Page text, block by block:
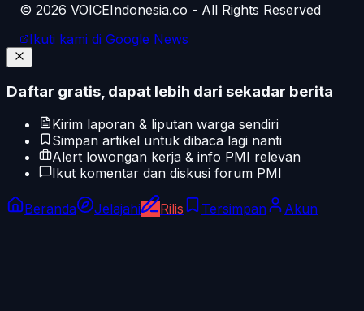
© 2026 VOICEIndonesia.co - All Rights Reserved
Ikuti kami di Google News
Daftar gratis, dapat lebih dari sekadar berita
Kirim laporan & liputan warga sendiri
Simpan artikel untuk dibaca lagi nanti
Alert lowongan kerja & info PMI relevan
Ikut komentar dan diskusi forum PMI
Beranda Jelajahi Rilis Tersimpan Akun